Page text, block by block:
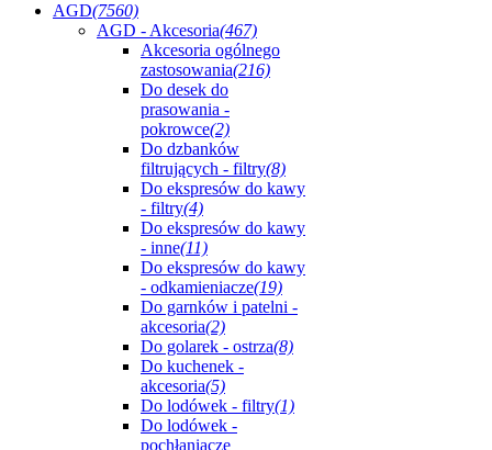
AGD(7560)
AGD - Akcesoria(467)
Akcesoria ogólnego
zastosowania(216)
Do desek do
prasowania -
pokrowce(2)
Do dzbanków
filtrujących - filtry(8)
Do ekspresów do kawy
- filtry(4)
Do ekspresów do kawy
- inne(11)
Do ekspresów do kawy
- odkamieniacze(19)
Do garnków i patelni -
akcesoria(2)
Do golarek - ostrza(8)
Do kuchenek -
akcesoria(5)
Do lodówek - filtry(1)
Do lodówek -
pochłaniacze